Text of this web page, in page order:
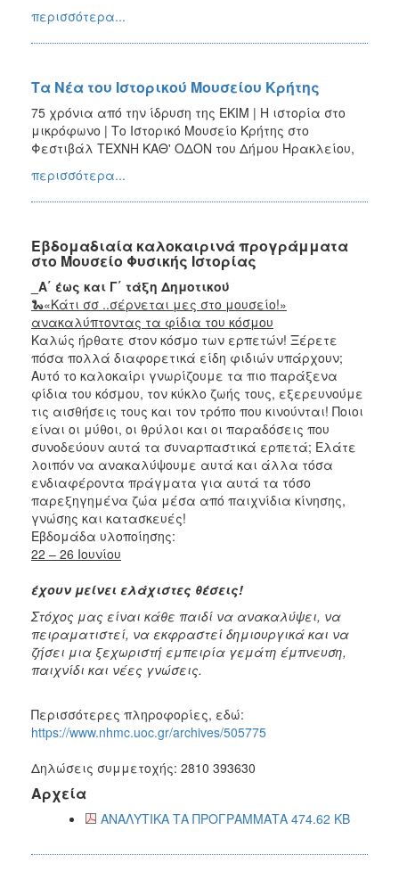
περισσότερα...
Τα Νέα του Ιστορικού Μουσείου Κρήτης
75 χρόνια από την ίδρυση της ΕΚΙΜ | Η ιστορία στο
μικρόφωνο | Το Ιστορικό Μουσείο Κρήτης στο
Φεστιβάλ ΤΕΧΝΗ ΚΑΘ' ΟΔΟΝ του Δήμου Ηρακλείου,
περισσότερα...
Εβδομαδιαία καλοκαιρινά προγράμματα
στο Μουσείο Φυσικής Ιστορίας
_A΄ έως και Γ΄ τάξη Δημοτικού
🐍«Κάτι σσ ..σέρνεται μες στο μουσείο!»
ανακαλύπτοντας τα φίδια του κόσμου
Καλώς ήρθατε στον κόσμο των ερπετών! Ξέρετε
πόσα πολλά διαφορετικά είδη φιδιών υπάρχουν;
Αυτό το καλοκαίρι γνωρίζουμε τα πιο παράξενα
φίδια του κόσμου, τον κύκλο ζωής τους, εξερευνούμε
τις αισθήσεις τους και τον τρόπο που κινούνται! Ποιοι
είναι οι μύθοι, οι θρύλοι και οι παραδόσεις που
συνοδεύουν αυτά τα συναρπαστικά ερπετά; Ελάτε
λοιπόν να ανακαλύψουμε αυτά και άλλα τόσα
ενδιαφέροντα πράγματα για αυτά τα τόσο
παρεξηγημένα ζώα μέσα από παιχνίδια κίνησης,
γνώσης και κατασκευές!
Εβδομάδα υλοποίησης:
22 – 26 Ιουνίου
έχουν μείνει ελάχιστες θέσεις!
Στόχος μας είναι κάθε παιδί να ανακαλύψει, να
πειραματιστεί, να εκφραστεί δημιουργικά και να
ζήσει μια ξεχωριστή εμπειρία γεμάτη έμπνευση,
παιχνίδι και νέες γνώσεις.
Περισσότερες πληροφορίες, εδώ:
https://www.nhmc.uoc.gr/archives/505775
Δηλώσεις συμμετοχής: 2810 393630
Αρχεία
ΑΝΑΛΥΤΙΚΑ ΤΑ ΠΡΟΓΡΑΜΜΑΤΑ 474.62 KB